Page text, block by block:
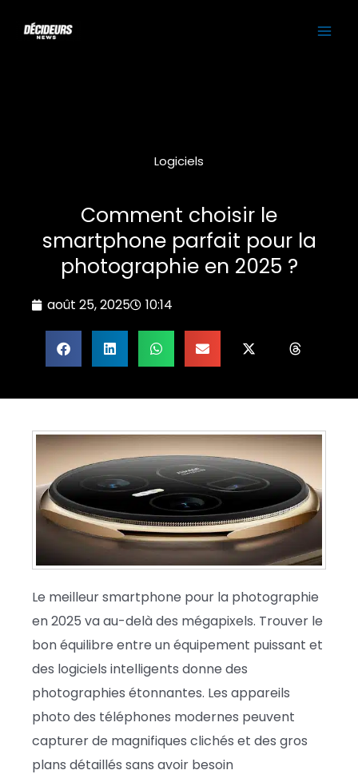
Logiciels
Comment choisir le
smartphone parfait pour la
photographie en 2025 ?
août 25, 2025 10:14
Le meilleur smartphone pour la photographie
en 2025 va au-delà des mégapixels. Trouver le
bon équilibre entre un équipement puissant et
des logiciels intelligents donne des
photographies étonnantes. Les appareils
photo des téléphones modernes peuvent
capturer de magnifiques clichés et des gros
plans détaillés sans avoir besoin